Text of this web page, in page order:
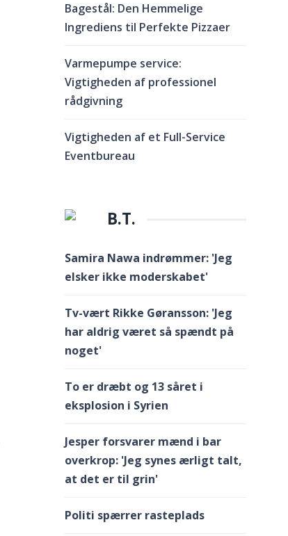
Bagestål: Den Hemmelige
Ingrediens til Perfekte Pizzaer
Varmepumpe service:
Vigtigheden af professionel
rådgivning
Vigtigheden af et Full-Service
Eventbureau
B.T.
Samira Nawa indrømmer: 'Jeg
elsker ikke moderskabet'
Tv-vært Rikke Gøransson: 'Jeg
har aldrig været så spændt på
noget'
To er dræbt og 13 såret i
eksplosion i Syrien
Jesper forsvarer mænd i bar
overkrop: 'Jeg synes ærligt talt,
at det er til grin'
Politi spærrer rasteplads